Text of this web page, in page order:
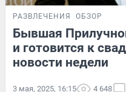
РАЗВЛЕЧЕНИЯ ОБЗОР
Бывшая
и готовится к
новости недели
3 мая, 2025, 16:15 4 648